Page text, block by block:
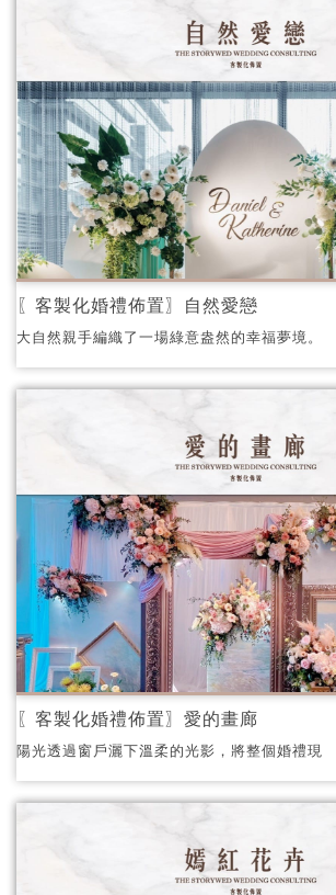
〖客製化婚禮佈置〗自然愛戀
大自然親手編織了一場綠意盎然的幸福夢境。
〖客製化婚禮佈置〗愛的畫廊
陽光透過窗戶灑下溫柔的光影，將整個婚禮現